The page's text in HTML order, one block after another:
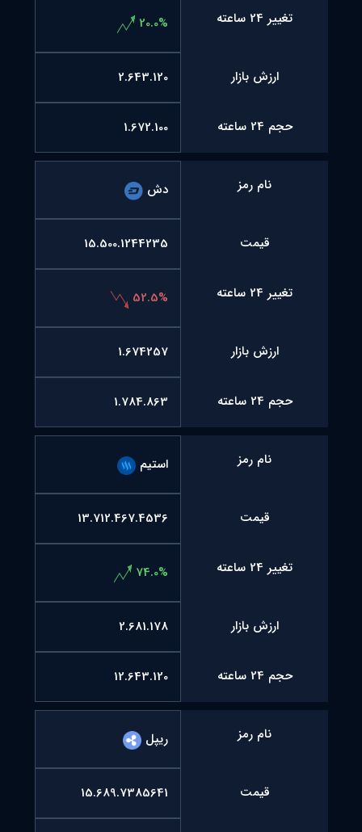
تغییر 24 ساعته 20.0%
ارزش بازار 2.643.120
حجم 24 ساعته 1.672.100
نام رمز دش
قیمت 15.500.1244235
تغییر 24 ساعته 52.5%
ارزش بازار 1.674257
حجم 24 ساعته 1.784.863
نام رمز استیم
قیمت 13.712.467.4536
تغییر 24 ساعته 74.0%
ارزش بازار 2.681.178
حجم 24 ساعته 12.643.120
نام رمز ریپل
قیمت 15.689.7385641